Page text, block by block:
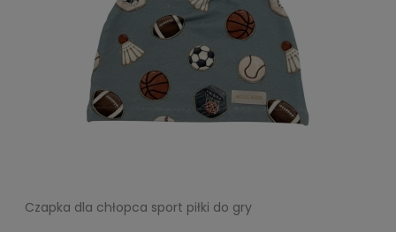
Czapka dla chłopca sport piłki do gry